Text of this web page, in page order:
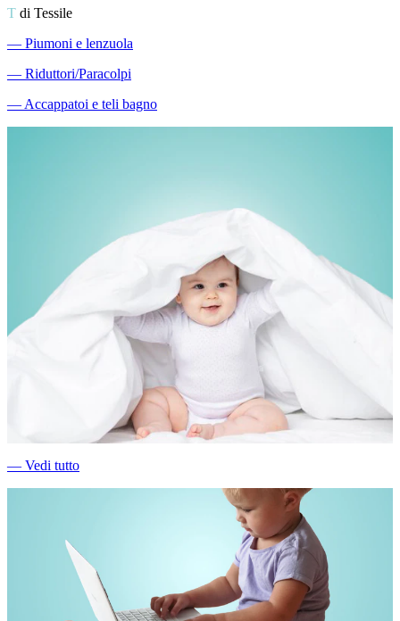
T di Tessile
― Piumoni e lenzuola
― Riduttori/Paracolpi
―Accappatoi e teli bagno
― Vedi tutto